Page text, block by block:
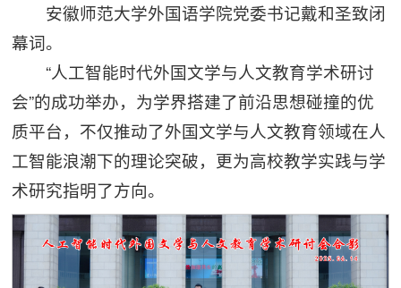
安徽师范大学外国语学院党委书记戴和圣致闭
幕词。
“人工智能时代外国文学与人文教育学术研讨
会”的成功举办，为学界搭建了前沿思想碰撞的优
质平台，不仅推动了外国文学与人文教育领域在人
工智能浪潮下的理论突破，更为高校教学实践与学
术研究指明了方向。